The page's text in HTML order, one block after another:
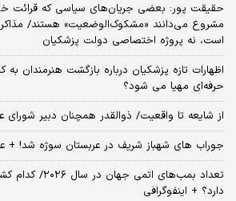
حقیقت پور: بعضی جریان‌های سیاسی که قرائت خود
مشروع می‌دانند «مشکوک‌الوضعیت» هستند/
است، نه پروژه اختصاصی دولت پزشکیان
اظهارات تازه پزشکیان درباره بازگشت هنرمندان به
حرفه‌ای مهیا می شود؟
از شایعه تا واقعیت/ ذوالقدر همچنان دبیر
جوراب های شهباز شریف در عربستان سوژه شد!
تعداد بمب‌های
دارد؟ + اینفوگرافی